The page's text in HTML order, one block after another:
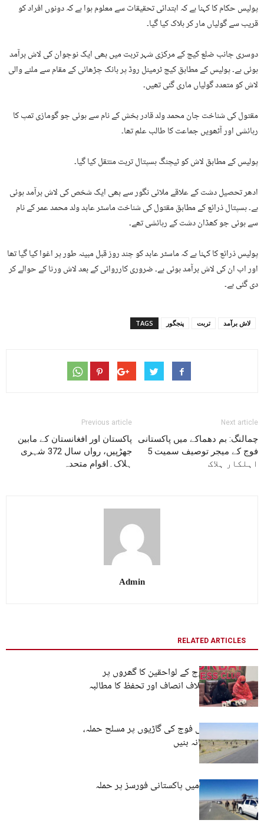
پولیس حکام کا کہنا ہے کہ ابتدائی تحقیقات سے معلوم ہوا ہے کہ دونوں افراد کو
قریب سے گولیاں مار کر ہلاک کیا گیا۔
دوسری جانب ضلع کیچ کے مرکزی شہر تربت میں بھی ایک نوجوان کی لاش برآمد
ہوئی ہے۔ پولیس کے مطابق کیچ ٹرمینل روڈ پر بانک چڑھائی کے مقام سے ملنے والی
لاش کو متعدد گولیاں ماری گئی تھیں۔
مقتول کی شناخت جان محمد ولد قادر بخش کے نام سے ہوئی جو گومازی تمپ کا
رہائشی اور آٹھویں جماعت کا طالب علم تھا۔
پولیس کے مطابق لاش کو ٹیچنگ ہسپتال تربت منتقل کیا گیا۔
ادھر تحصیل دشت کے علاقے ملائی نگور سے بھی ایک شخص کی لاش برآمد ہوئی
ہے۔ ہسپتال ذرائع کے مطابق مقتول کی شناخت ماسٹر عابد ولد محمد عمر کے نام
سے ہوئی جو کھڈان دشت کے رہائشی تھے۔
پولیس ذرائع کا کہنا ہے کہ ماسٹر عابد کو چند روز قبل مبینہ طور پر اغوا کیا گیا تھا
اور اب ان کی لاش برآمد ہوئی ہے۔ ضروری کارروائی کے بعد لاش ورثا کے حوالے کر
دی گئی ہے۔
TAGS پنجگور تربت لاش برآمد
Previous article
پاکستان اور افغانستان کے مابین
جھڑپیں، رواں سال 372 شہری
ہلاک۔اقوام متحدہ
Next article
چمالنگ: بم دھماکے میں پاکستانی
فوج کے میجر توصیف سمیت 5
اہلکار ہلاک
Admin
RELATED ARTICLES
تربت : ظریف بلوچ کے لواحقین کا گھروں پر
کارروائیوں کے خلاف انصاف اور تحفظ کا مطالبہ
پنجگور: پاکستانی فوج کی گاڑیوں پر مسلح حملہ،
بکتر بند بھی نشانہ بنیں
پنجگور: چیدگی میں پاکستانی فورسز پر حملہ